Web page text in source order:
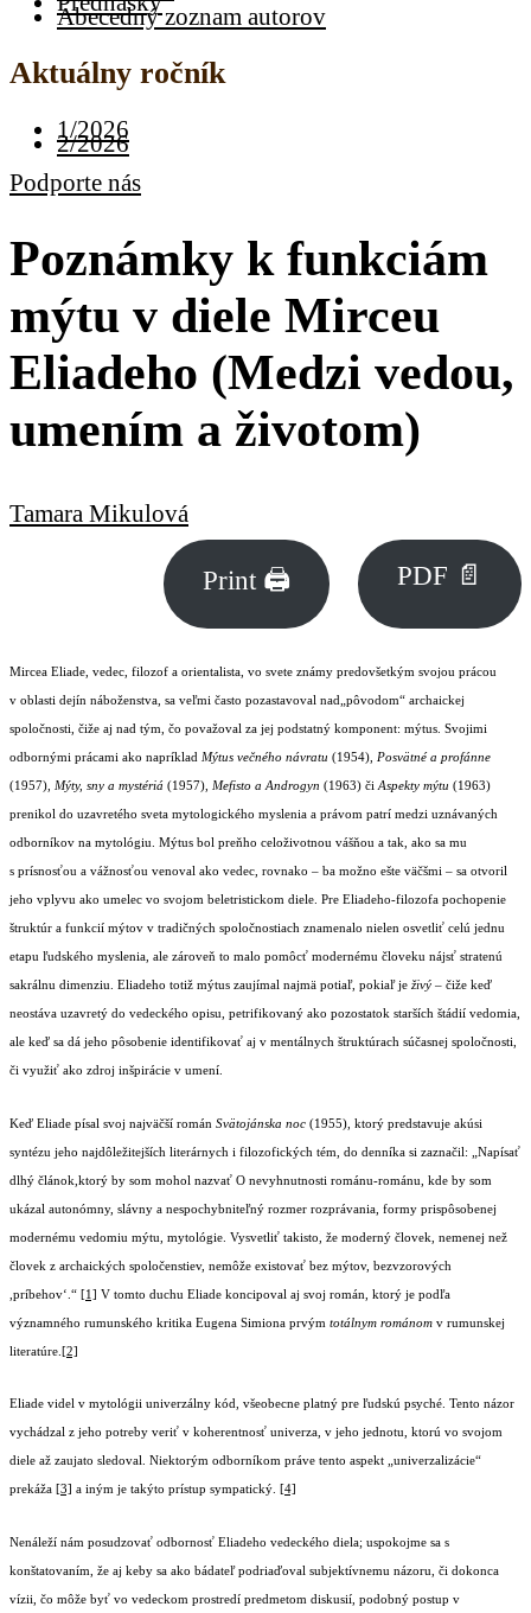
Abecedný zoznam autorov
Aktuálny ročník
1/2026
2/2026
Podporte nás
Poznámky k funkciám
mýtu v diele Mirceu
Eliadeho (Medzi vedou,
umením a životom)
Tamara Mikulová
Print 🖨 PDF 📄
Mircea Eliade, vedec, filozof a orientalista, vo svete známy predovšetkým svojou prácou
v oblasti dejín náboženstva, sa veľmi často pozastavoval nad„pôvodom“ archaickej
spoločnosti, čiže aj nad tým, čo považoval za jej podstatný komponent: mýtus. Svojimi
odbornými prácami ako napríklad Mýtus večného návratu (1954), Posvätné a profánne
(1957), Mýty, sny a mystériá (1957), Mefisto a Androgyn (1963) či Aspekty mýtu (1963)
prenikol do uzavretého sveta mytologického myslenia a právom patrí medzi uznávaných
odborníkov na mytológiu. Mýtus bol preňho celoživotnou vášňou a tak, ako sa mu
s prísnosťou a vážnosťou venoval ako vedec, rovnako – ba možno ešte väčšmi – sa otvoril
jeho vplyvu ako umelec vo svojom beletristickom diele. Pre Eliadeho-filozofa pochopenie
štruktúr a funkcií mýtov v tradičných spoločnostiach znamenalo nielen osvetliť celú jednu
etapu ľudského myslenia, ale zároveň to malo pomôcť modernému človeku nájsť stratenú
sakrálnu dimenziu. Eliadeho totiž mýtus zaujímal najmä potiaľ, pokiaľ je živý – čiže keď
neostáva uzavretý do vedeckého opisu, petrifikovaný ako pozostatok starších štádií vedomia,
ale keď sa dá jeho pôsobenie identifikovať aj v mentálnych štruktúrach súčasnej spoločnosti,
či využiť ako zdroj inšpirácie v umení.
Keď Eliade písal svoj najväčší román Svätojánska noc (1955), ktorý predstavuje akúsi
syntézu jeho najdôležitejších literárnych i filozofických tém, do denníka si zaznačil: „Napísať
dlhý článok,ktorý by som mohol nazvať O nevyhnutnosti románu-románu, kde by som
ukázal autonómny, slávny a nespochybniteľný rozmer rozprávania, formy prispôsobenej
modernému vedomiu mýtu, mytológie. Vysvetliť takisto, že moderný človek, nemenej než
človek z archaických spoločenstiev, nemôže existovať bez mýtov, bezvzorových
,príbehov‘.“ [1] V tomto duchu Eliade koncipoval aj svoj román, ktorý je podľa
významného rumunského kritika Eugena Simiona prvým totálnym románom v rumunskej
literatúre. [2]
Eliade videl v mytológii univerzálny kód, všeobecne platný pre ľudskú psyché. Tento názor
vychádzal z jeho potreby veriť v koherentnosť univerza, v jeho jednotu, ktorú vo svojom
diele až zaujato sledoval. Niektorým odborníkom práve tento aspekt „univerzalizácie“
prekáža [3] a iným je takýto prístup sympatický. [4]
Nenáleží nám posudzovať odbornosť Eliadeho vedeckého diela; uspokojme sa s
konštatovaním, že aj keby sa ako bádateľ podriaďoval subjektívnemu názoru, či dokonca
vízii, čo môže byť vo vedeckom prostredí predmetom diskusií, podobný postup v